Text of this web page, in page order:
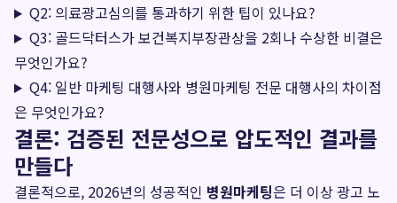
Q2: 의료광고심의를 통과하기 위한 팁이 있나요?
Q3: 골드닥터스가 보건복지부장관상을 2회나 수상한 비결은
무엇인가요?
Q4: 일반 마케팅 대행사와 병원마케팅 전문 대행사의 차이점
은 무엇인가요?
결론: 검증된 전문성으로 압도적인 결과를
만들다
결론적으로, 2026년의 성공적인 병원마케팅은 더 이상 광고 노